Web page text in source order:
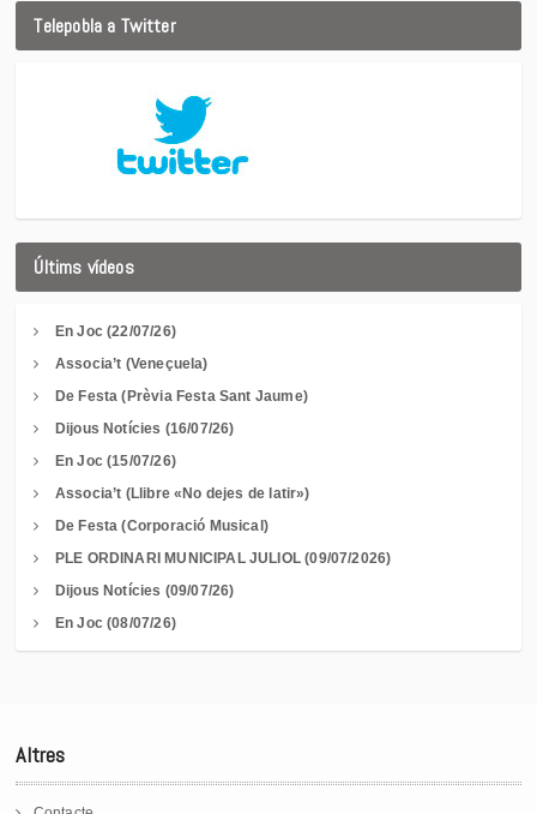
Telepobla a Twitter
Últims vídeos
En Joc (22/07/26)
Associa’t (Veneçuela)
De Festa (Prèvia Festa Sant Jaume)
Dijous Notícies (16/07/26)
En Joc (15/07/26)
Associa’t (Llibre «No dejes de latir»)
De Festa (Corporació Musical)
PLE ORDINARI MUNICIPAL JULIOL (09/07/2026)
Dijous Notícies (09/07/26)
En Joc (08/07/26)
Altres